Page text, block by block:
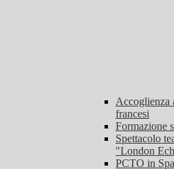
Accoglienza
francesi
Formazione
Spettacolo
"London
PCTO in